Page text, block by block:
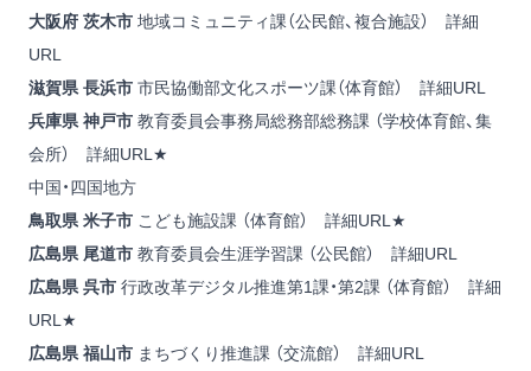
大阪府 茨木市 地域コミュニティ課（公民館、複合施設） 詳細
URL
滋賀県 長浜市 市民協働部文化スポーツ課（体育館） 詳細URL
兵庫県 神戸市 教育委員会事務局総務部総務課 （学校体育館、集
会所） 詳細URL★
中国・四国地方
鳥取県 米子市 こども施設課 （体育館） 詳細URL★
広島県 尾道市 教育委員会生涯学習課 （公民館） 詳細URL
広島県 呉市 行政改革デジタル推進第1課・第2課 （体育館） 詳細
URL★
広島県福山市 まちづくり推進課 （交流館） 詳細URL